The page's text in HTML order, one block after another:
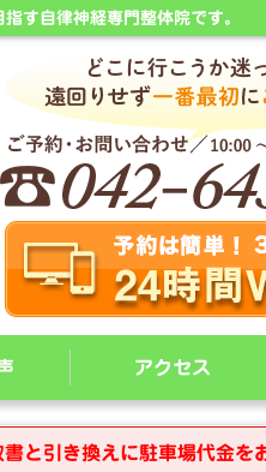
す自律神経専門整体院です。
アクセス
と引き換えに駐車場代金を